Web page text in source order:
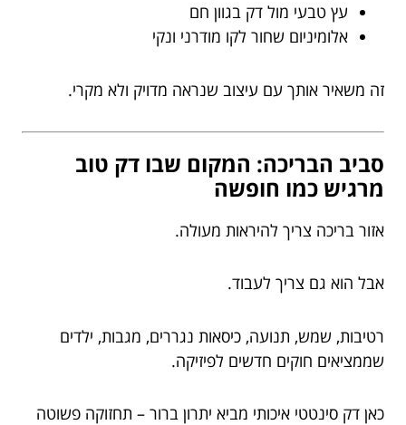
עץ טבעי מול דק בגוון חם
אלומיניום שחור לקו מודרני ונקי
זה משאיר אותך עם עיצוב שנראה מדויק ולא מקרי.
סביב הבריכה: המקום שבו דק טוב
מרגיש כמו חופשה
אזור בריכה צריך להיראות מעולה.
אבל הוא גם צריך לעבוד.
רטיבות, שמש, תנועה, כיסאות נגררים, מגבות, ילדים
שממציאים חוקים חדשים לפיזיקה.
כאן דק סינטטי איכותי מביא יתרון ברור – תחזוקה פשוטה